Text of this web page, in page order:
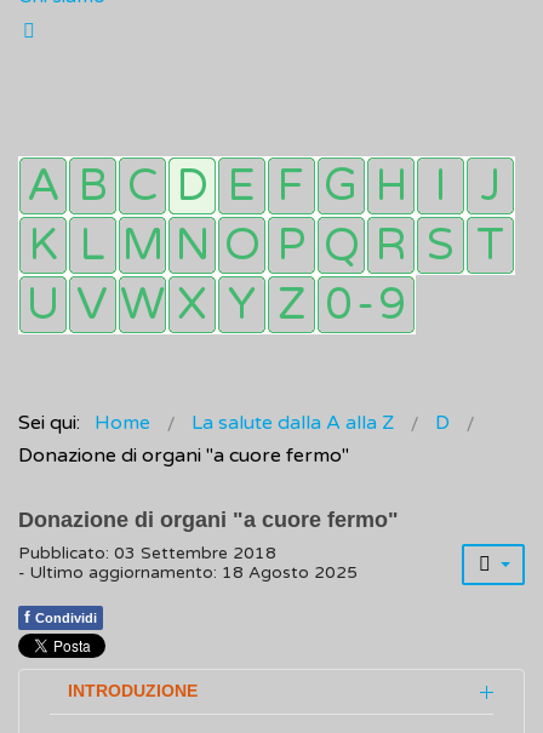
Sei qui: Home La salute dalla A alla Z
D
Donazione di organi "a cuore fermo"
Donazione di organi "a cuore fermo"
Pubblicato: 03 Settembre 2018
- Ultimo aggiornamento: 18 Agosto 2025
f Condividi
INTRODUZIONE